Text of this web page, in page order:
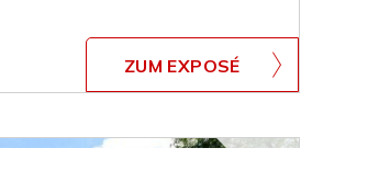
ZUM EXPOSÉ